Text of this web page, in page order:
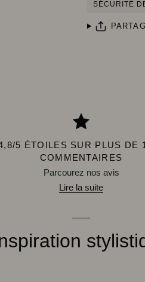
SÉCURITÉ
5 ÉTOILES SUR PLUS DE
COMMENTAIRES
Parcourez nos avis
Lire la suite